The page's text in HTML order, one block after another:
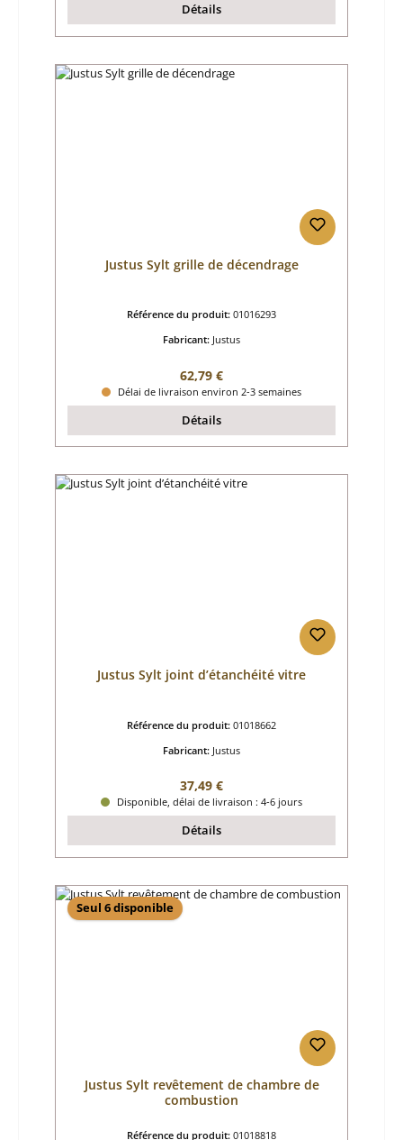
Détails
Justus Sylt grille de décendrage
Référence du produit: 01016293
Fabricant: Justus
Prix régulier :
62,79 €
Délai de livraison environ 2-3 semaines
Détails
Justus Sylt joint d’étanchéité vitre
Référence du produit: 01018662
Fabricant: Justus
Prix régulier :
37,49 €
Disponible, délai de livraison : 4-6 jours
Détails
Seul 6 disponible
Justus Sylt revêtement de chambre de
combustion
Référence du produit: 01018818